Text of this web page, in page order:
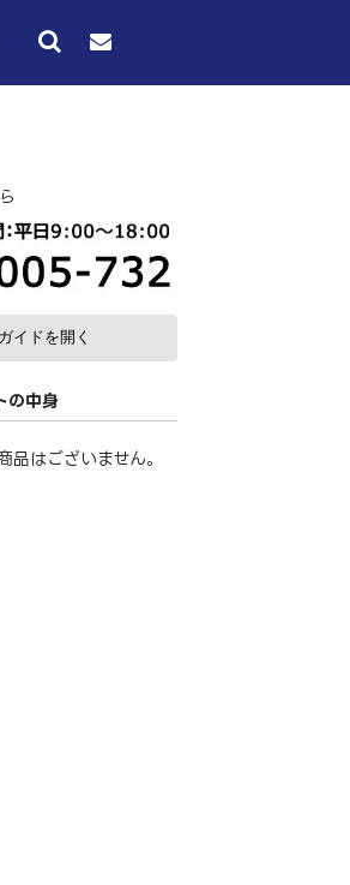
イドを開く
の中身
品はございません。